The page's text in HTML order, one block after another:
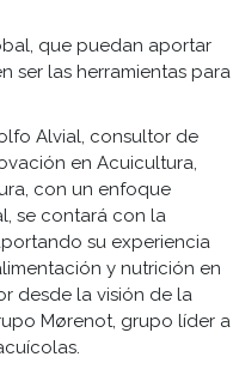
que puedan aportar
ser las herramientas para
Alvial, consultor de
en Acuicultura,
con un enfoque
se contará con la
su experiencia
y nutrición en
desde la visión de la
Mørenot, grupo líder a